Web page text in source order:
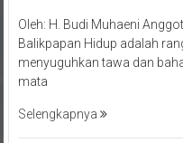
Oleh: H. Budi Muhaeni
Balikpapan Hidup adalah
menyuguhkan tawa dan
mata
Selengkapnya